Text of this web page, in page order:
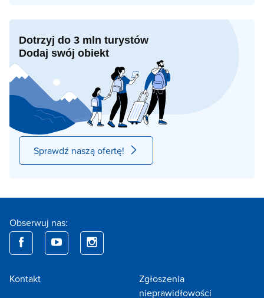
Dotrzyj do 3 mln turystów
Dodaj swój obiekt
Sprawdź naszą ofertę!
Obserwuj nas:
Kontakt
Zgłoszenia
nieprawidłowości